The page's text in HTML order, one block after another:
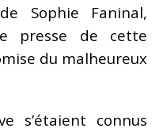
Sophie Faninal,
presse de cette
du malheureux
s’étaient connus